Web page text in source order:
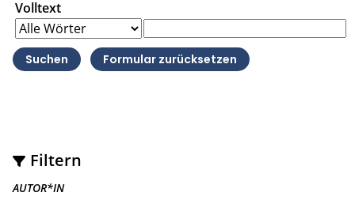
Volltext
Filtern
AUTOR*IN